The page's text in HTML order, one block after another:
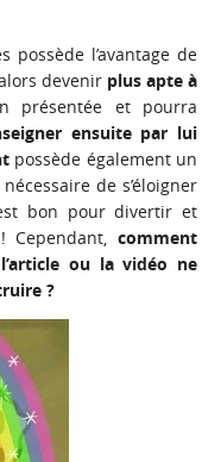
possède l’avantage de
devenir plus apte à
présentée et pourra
ensuite par lui
possède également un
de s’éloigner
bon pour divertir et
Cependant, comment
ou la vidéo ne
?